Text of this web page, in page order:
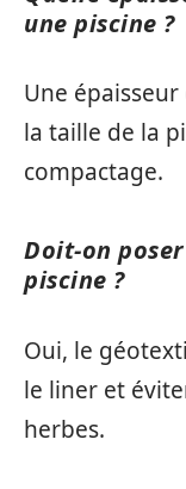
une piscine ?
Une
la taille de la
compactage.
Doit-on
piscine ?
Oui, le
le liner et
herbes.